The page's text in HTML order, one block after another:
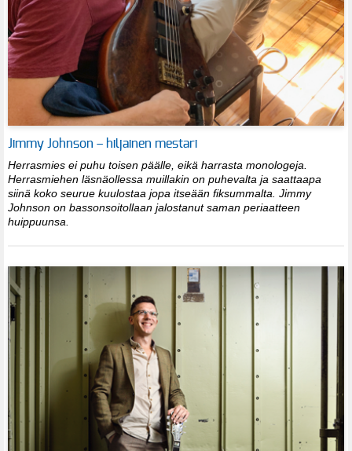
Jimmy Johnson – hiljainen mestari
Herrasmies ei puhu toisen päälle, eikä harrasta monologeja.
Herrasmiehen läsnäollessa muillakin on puhevalta ja saattaapa
siinä koko seurue kuulostaa jopa itseään fiksummalta. Jimmy
Johnson on bassonsoitollaan jalostanut saman periaatteen
huippuunsa.